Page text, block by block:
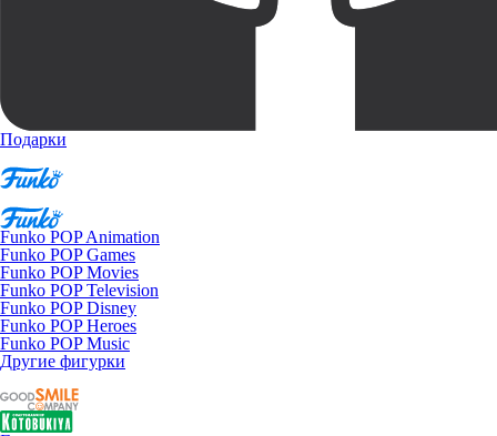
Подарки
Funko POP Animation
Funko POP Games
Funko POP Movies
Funko POP Television
Funko POP Disney
Funko POP Heroes
Funko POP Music
Другие фигурки